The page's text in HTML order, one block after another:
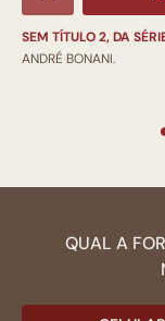
SEM TÍTULO 2, DA
ANDRÉ BONANI.
QUAL A